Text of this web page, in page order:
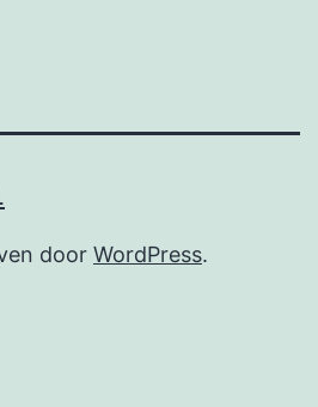
door WordPress.